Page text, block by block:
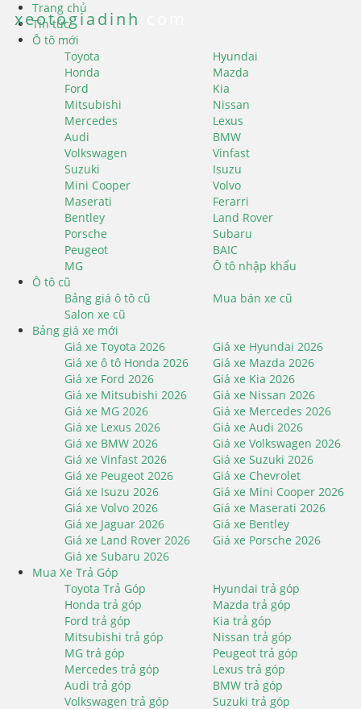
Trang chủ
Tin tức
Ô tô mới
Toyota
Hyundai
Honda
Mazda
Ford
Kia
Mitsubishi
Nissan
Mercedes
Lexus
Audi
BMW
Volkswagen
Vinfast
Suzuki
Isuzu
Mini Cooper
Volvo
Maserati
Ferarri
Bentley
Land Rover
Porsche
Subaru
Peugeot
BAIC
MG
Ô tô nhập khẩu
Ô tô cũ
Bảng giá ô tô cũ
Mua bán xe cũ
Salon xe cũ
Bảng giá xe mới
Giá xe Toyota 2026
Giá xe Hyundai 2026
Giá xe ô tô Honda 2026
Giá xe Mazda 2026
Giá xe Ford 2026
Giá xe Kia 2026
Giá xe Mitsubishi 2026
Giá xe Nissan 2026
Giá xe MG 2026
Giá xe Mercedes 2026
Giá xe Lexus 2026
Giá xe Audi 2026
Giá xe BMW 2026
Giá xe Volkswagen 2026
Giá xe Vinfast 2026
Giá xe Suzuki 2026
Giá xe Peugeot 2026
Giá xe Chevrolet
Giá xe Isuzu 2026
Giá xe Mini Cooper 2026
Giá xe Volvo 2026
Giá xe Maserati 2026
Giá xe Jaguar 2026
Giá xe Bentley
Giá xe Land Rover 2026
Giá xe Porsche 2026
Giá xe Subaru 2026
Mua Xe Trả Góp
Toyota Trả Góp
Hyundai trả góp
Honda trả góp
Mazda trả góp
Ford trả góp
Kia trả góp
Mitsubishi trả góp
Nissan trả góp
MG trả góp
Peugeot trả góp
Mercedes trả góp
Lexus trả góp
Audi trả góp
BMW trả góp
Volkswagen trả góp
Suzuki trả góp
xeotogiadinh